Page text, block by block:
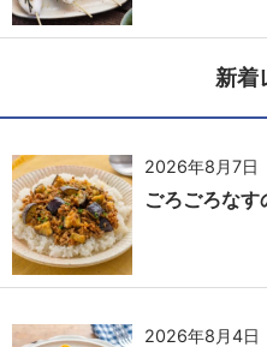
新着
2026年8月7日
ごろごろな
2026年8月4日